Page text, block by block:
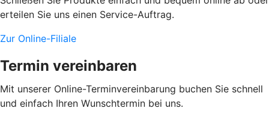
erteilen Sie uns einen Service-Auftrag.
Zur Online-Filiale
Termin vereinbaren
Mit unserer Online-Terminvereinbarung buchen Sie schnell
und einfach Ihren Wunschtermin bei uns.